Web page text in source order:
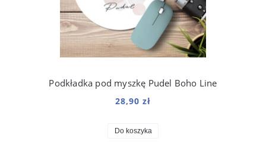
Podkładka pod myszkę Pudel Boho Line
28,90 zł
Do koszyka